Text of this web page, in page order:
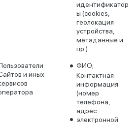
идентификатор
ы (cookies,
геолокация
устройства,
метаданные и
пр.)
и иных
ФИО;
Контактная
информация
(номер
телефона,
адрес
электронной